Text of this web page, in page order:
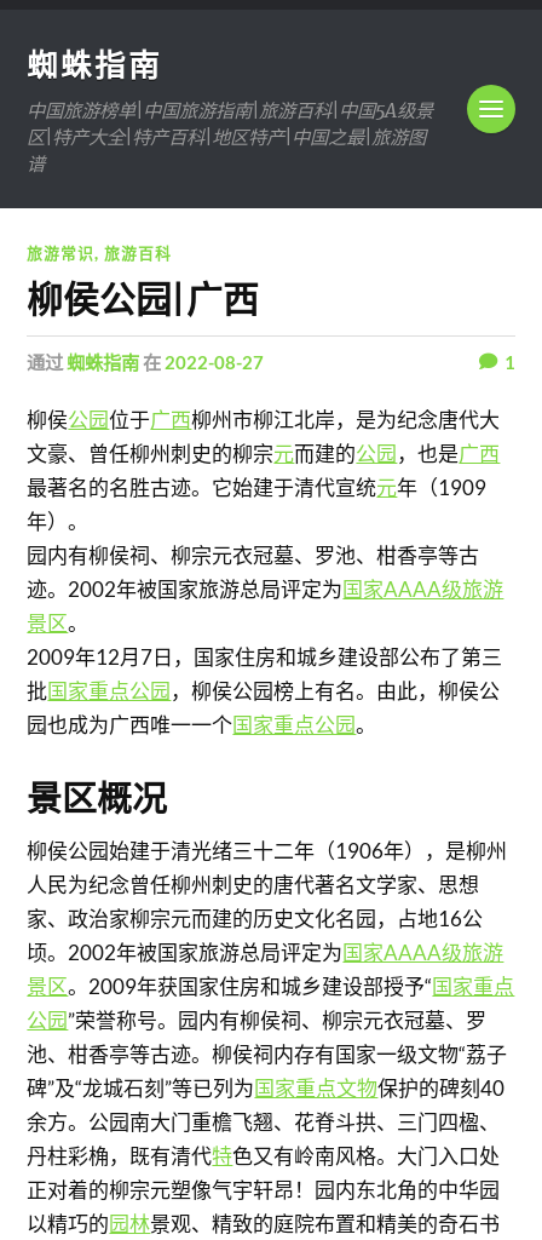
蜘蛛指南
中国旅游榜单|中国旅游指南|旅游百科|中国5A级景
区|特产大全|特产百科|地区特产|中国之最|旅游图
谱
旅游常识,旅游百科
柳侯公园|广西
通过蜘蛛指南在 2022-08-27 1
柳侯公园位于广西柳州市柳江北岸，是为纪念唐代大
文豪、曾任柳州刺史的柳宗元而建的公园 ，也是广西
最著名的名胜古迹。它始建于清代宣统元年（1909
年）。
园内有柳侯祠、柳宗元衣冠墓、罗池、柑香亭等古
迹。2002年被国家旅游总局评定为国家AAAA级旅游
景区。
2009年12月7日，国家住房和城乡建设部公布了第三
批国家重点公园 ，柳侯公园榜上有名。由此，柳侯公
园也成为广西唯一一个国家重点公园。
景区概况
柳侯公园始建于清光绪三十二年（1906年），是柳州
人民为纪念曾任柳州刺史的唐代著名文学家、思想
家、政治家柳宗元而建的历史文化名园，占地16公
顷。2002年被国家旅游总局评定为国家AAAA级旅游
景区。2009年获国家住房和城乡建设部授予“国家重点
公园”荣誉称号。园内有柳侯祠、柳宗元衣冠墓、罗
池、柑香亭等古迹。柳侯祠内存有国家一级文物“荔子
碑”及“龙城石刻”等已列为国家重点文物保护的碑刻40
余方。公园南大门重檐飞翘、花脊斗拱、三门四楹、
丹柱彩桷，既有清代特色又有岭南风格。大门入口处
正对着的柳宗元塑像气宇轩昂！园内东北角的中华园
以精巧的园林景观、精致的庭院布置和精美的奇石书